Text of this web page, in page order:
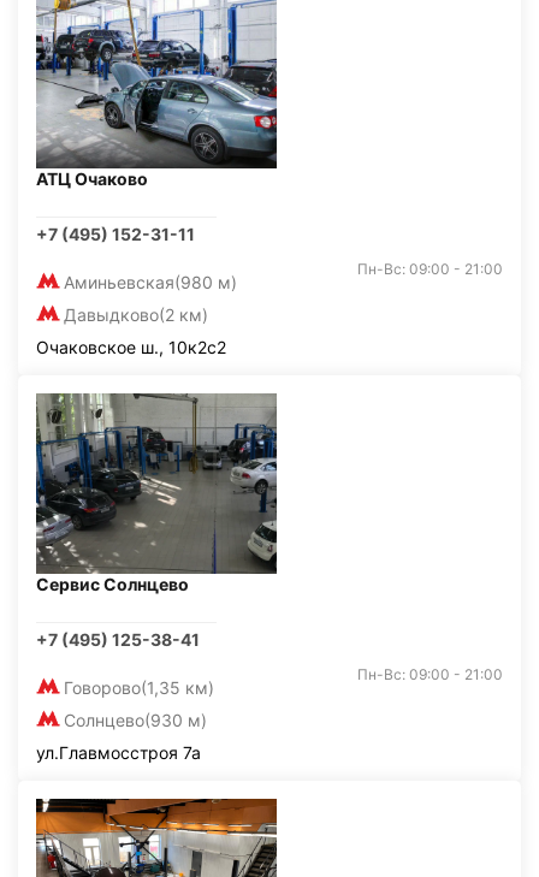
АТЦ Очаково
+7 (495) 152-31-11
Аминьевская(980 м)
Давыдково(2 км)
Пн-Вс: 09:00 - 21:00
Очаковское ш., 10к2с2
Сервис Солнцево
+7 (495) 125-38-41
Говорово(1,35 км)
Солнцево(930 м)
Пн-Вс: 09:00 - 21:00
ул.Главмосстроя 7а